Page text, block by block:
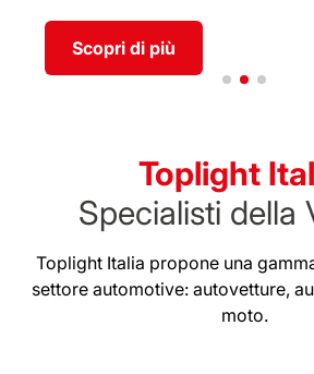
Scopri di più
Toplight
Specialisti della
Toplight Italia propone una
settore automotive: autovetture,
moto.